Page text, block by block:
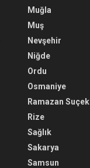
Muğla
Muş
Nevşehir
Niğde
Ordu
Osmaniye
Ramazan Suçek
Rize
Sağlık
Sakarya
Samsun